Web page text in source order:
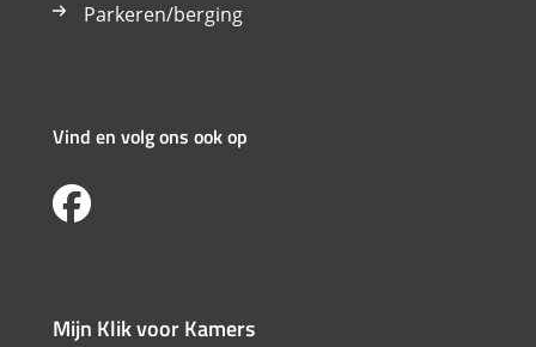
Parkeren/berging
Vind en volg ons ook op
Mijn Klik voor Kamers